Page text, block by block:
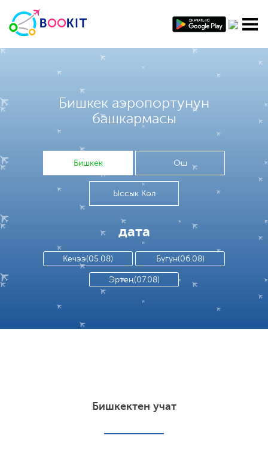
Бишкек аэропортунун
башкармасы
Бишкек Ош
Ыссык Көл
дата
Кечээ(05.08) Бүгүн(06.08)
Эртең(07.08)
Бишкектен учат